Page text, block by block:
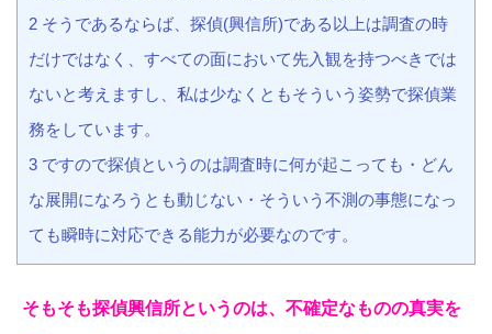
2 そうであるならば、探偵(興信所)である以上は調査の時
だけではなく、すべての面において先入観を持つべきでは
ないと考えますし、私は少なくともそういう姿勢で探偵業
務をしています。
3 ですので探偵というのは調査時に何が起こっても・どん
な展開になろうとも動じない・そういう不測の事態になっ
ても瞬時に対応できる能力が必要なのです。
そもそも探偵興信所というのは、不確定なものの真実を